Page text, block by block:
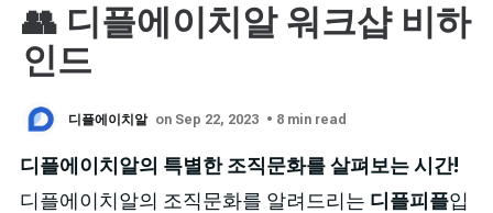
👥 디플에이치알 워크샵 비하
인드
디플에이치알 on Sep 22, 2023 • 8 min read
디플에이치알의 특별한 조직문화를 살펴보는 시간!
디플에이치알의 조직문화를 알려드리는 디플피플입